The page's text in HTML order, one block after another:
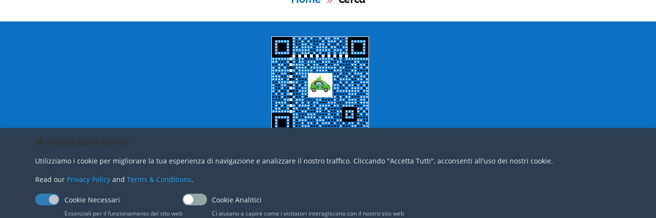
🍪 Impostazioni Cookie
Utilizziamo i cookie per migliorare la tua esperienza di navigazione e analizzare il nostro traffico. Cliccando "Accetta Tutti", acconsenti all'uso dei nostri cookie.
Read our Privacy Policy and Terms & Conditions.
Cookie Necessari
Essenziali per il funzionamento del sito web
Cookie Analitici
Ci aiutano a capire come i visitatori interagiscono con il nostro sito web